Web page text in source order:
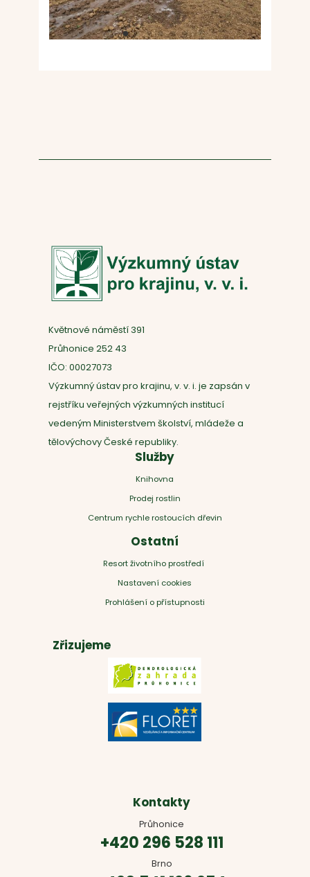
Květnové náměstí 391
Průhonice 252 43
IČO: 00027073
Výzkumný ústav pro krajinu, v. v. i. je zapsán v
rejstříku veřejných výzkumných institucí
vedeným Ministerstvem školství, mládeže a
tělovýchovy České republiky.
Služby
Knihovna
Prodej rostlin
Centrum rychle rostoucích dřevin
Ostatní
Resort životního prostředí
Nastavení cookies
Prohlášení o přístupnosti
Zřizujeme
Kontakty
Průhonice
+420 296 528 111
Brno